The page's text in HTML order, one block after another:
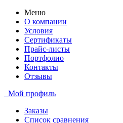
Меню
О компании
Условия
Сертификаты
Прайс-листы
Портфолио
Контакты
Отзывы
Мой профиль
Заказы
Список сравнения